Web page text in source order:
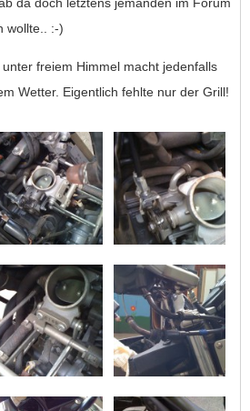
da doch letztens jemanden im Forum
wollte.. :-)
freiem Himmel macht jedenfalls
Wetter. Eigentlich fehlte nur der Grill!